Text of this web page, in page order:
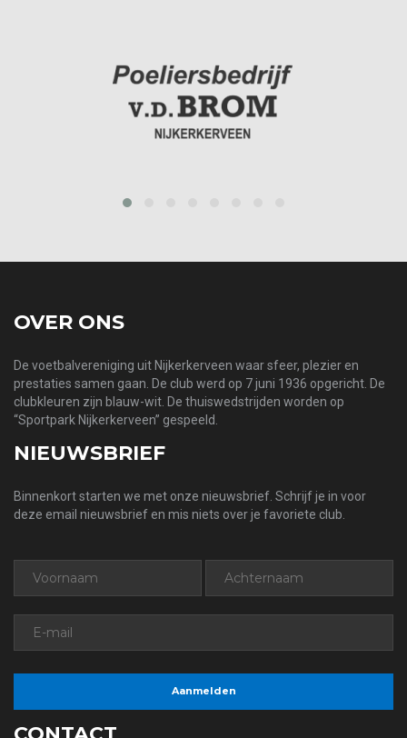
OVER ONS
De voetbalvereniging uit Nijkerkerveen waar sfeer, plezier en
prestaties samen gaan. De club werd op 7 juni 1936 opgericht. De
clubkleuren zijn blauw-wit. De thuiswedstrijden worden op
“Sportpark Nijkerkerveen” gespeeld.
NIEUWSBRIEF
Binnenkort starten we met onze nieuwsbrief. Schrijf je in voor
deze email nieuwsbrief en mis niets over je favoriete club.